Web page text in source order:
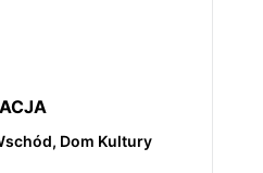
Dom Kultury